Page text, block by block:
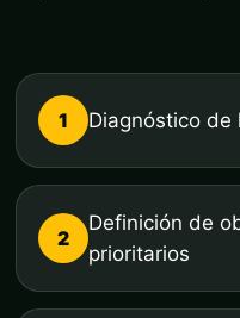
1 Diagnóstico de
2
Definición de
prioritarios